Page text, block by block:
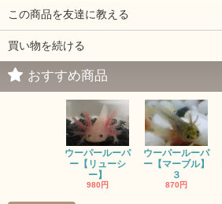
この商品を友達に教える
買い物を続ける
おすすめ商品
ウーパールーパ
ー【リューシ
ー】
980円
ウーパールーパ
ー【マーブル】
３
870円